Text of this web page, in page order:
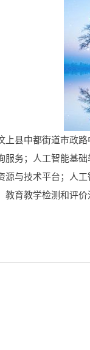
县中都街道市政
务；人工智能基
源与技术平台；人
教育教学检测和评